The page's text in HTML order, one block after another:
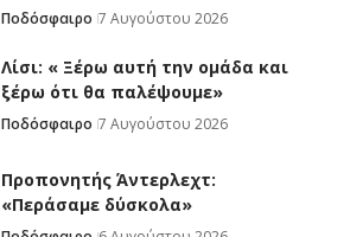
Ποδόσφαιρο 7 Αυγούστου 2026
Λίσι: « Ξέρω αυτή την ομάδα και
ξέρω ότι θα παλέψουμε»
Ποδόσφαιρο 7 Αυγούστου 2026
Προπονητής Άντερλεχτ:
«Περάσαμε δύσκολα»